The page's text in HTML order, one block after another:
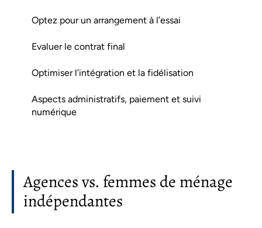
Optez pour un arrangement à l’essai
Evaluer le contrat final
Optimiser l’intégration et la fidélisation
Aspects administratifs, paiement et suivi
numérique
Agences vs. femmes de ménage
indépendantes